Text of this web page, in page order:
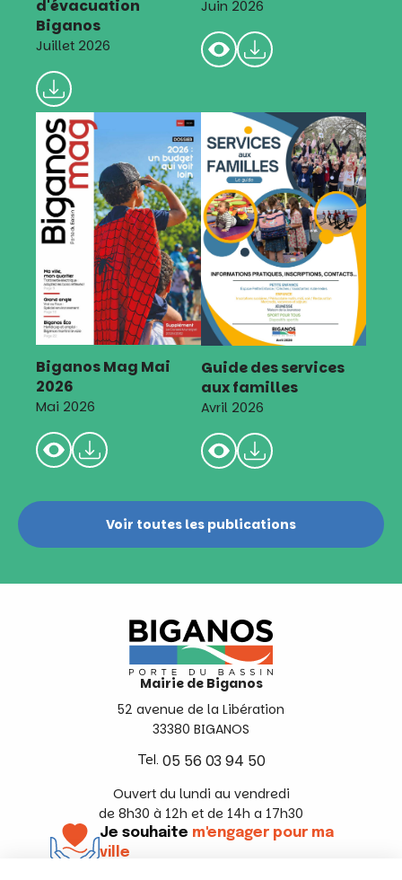
d'évacuation
Biganos
Juillet 2026
Juin 2026
Biganos Mag Mai
2026
Mai 2026
Guide des services
aux familles
Avril 2026
Voir toutes les publications
Mairie de Biganos
52 avenue de la Libération
33380 BIGANOS
Tel. 05 56 03 94 50
Ouvert du lundi au vendredi
de 8h30 à 12h et de 14h a 17h30
Je souhaite m'engager pour ma
ville